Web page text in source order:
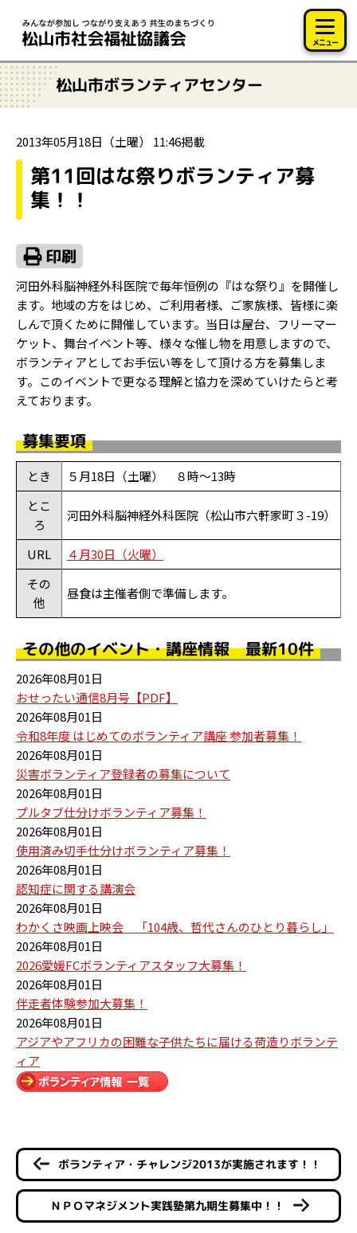
メニュー
松山市ボランティアセンター
2013年05月18日（土曜） 11:46掲載
第11回はな祭りボランティア募
集！！
河田外科脳神経外科医院で毎年恒例の『はな祭り』を開催し
ます。地域の方をはじめ、ご利用者様、ご家族様、皆様に楽
しんで頂くために開催しています。当日は屋台、フリーマー
ケット、舞台イベント等、様々な催し物を用意しますので、
ボランティアとしてお手伝い等をして頂ける方を募集しま
す。このイベントで更なる理解と協力を深めていけたらと考
えております。
募集要項
とき
５月18日（土曜） ８時～13時
とこ
ろ
河田外科脳神経外科医院（松山市六軒家町３-19）
URL
４月30日（火曜）
その
他
昼食は主催者側で準備します。
その他のイベント・講座情報 最新10件
2026年08月01日
おせったい通信8月号【PDF】
2026年08月01日
令和8年度 はじめてのボランティア講座 参加者募集！
2026年08月01日
災害ボランティア登録者の募集について
2026年08月01日
プルタブ仕分けボランティア募集！
2026年08月01日
使用済み切手仕分けボランティア募集！
2026年08月01日
認知症に関する講演会
2026年08月01日
わかくさ映画上映会 「104歳、哲代さんのひとり暮らし」
2026年08月01日
2026愛媛FCボランティアスタッフ大募集！
2026年08月01日
伴走者体験参加大募集！
2026年08月01日
アジアやアフリカの困難な子供たちに届ける荷造りボランテ
ィア
ボランティア・チャレンジ2013が実施されます！！
ＮＰＯマネジメント実践塾第九期生募集中！！